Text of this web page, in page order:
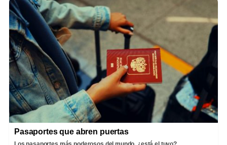
Pasaportes que abren puertas